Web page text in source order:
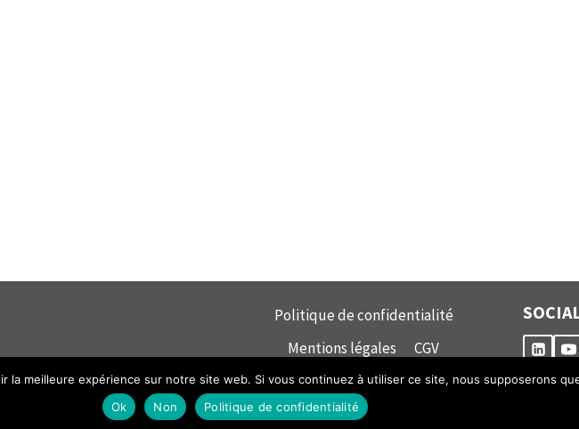
Politique de confidentialité
Mentions légales
CGV
© 2026 mecagrip
la meilleure expérience sur notre site web. Si vous continuez à utiliser ce site, nous supposerons
Ok
Non Politique de confidentialité